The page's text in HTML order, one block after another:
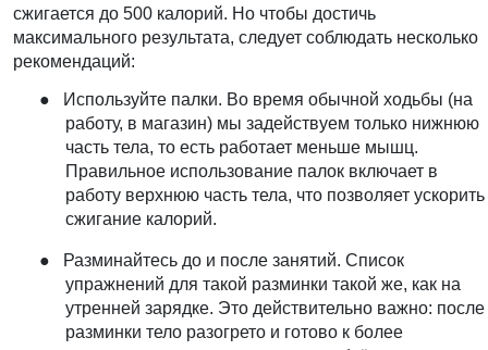
сжигается до 500 калорий. Но чтобы достичь
максимального результата, следует соблюдать несколько
рекомендаций:
● Используйте палки. Во время обычной ходьбы (на
работу, в магазин) мы задействуем только нижнюю
часть тела, то есть работает меньше мышц.
Правильное использование палок включает в
работу верхнюю часть тела, что позволяет ускорить
сжигание калорий.
● Разминайтесь до и после занятий. Список
упражнений для такой разминки такой же, как на
утренней зарядке. Это действительно важно: после
разминки тело разогрето и готово к более